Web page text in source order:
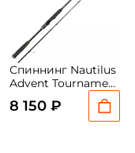
Спиннинг Nautilus
Advent Tournament
NADT-902M 274см
7-35гр NEW
8 150 ₽